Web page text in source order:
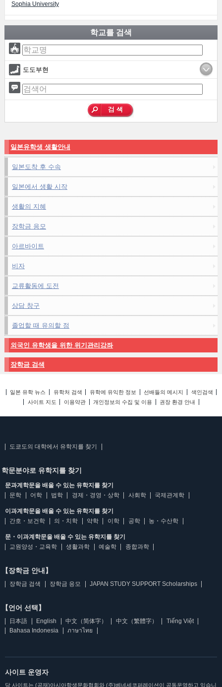
Sophia University
학교를 검색
도도부현
일본유학생 생활안내
일본도착 후 수속
일본에서 생활 시작
생활의 지혜
장학금 응모
아르바이트
비자
교류활동에 도전
상담 창구
졸업할 때 유의할 점
외국인 유학생을 위한 위기관리강좌
장학금 검색
일본 유학 뉴스 유학처 검색 유학에 유익한 정보 선배들의 메시지
색인검색
사이트 지도
이용약관 개인정보의 수집 및 이용 권장 환경 안내
도쿄도의 대학에서 유학지를 찾기
학문분야로 유학지를 찾기
문과계학문을 배울 수 있는 유학지를 찾기
문학
어학 법학 경제・경영・상학 사회학 국제관계학
이과계학문을 배울 수 있는 유학지를 찾기
간호・보건학
의・치학 약학 이학 공학 농・수산학
문・이과계학문을 배울 수 있는 유학지를 찾기
교원양성・교육학
생활과학 예술학 종합과학
【장학금 안내】
장학금 검색 장학금 응모 JAPAN STUDY SUPPORT Scholarships
【언어 선택】
日本語 English 中文（简体字） 中文（繁體字）
Tiếng Việt
Bahasa Indonesia
ภาษาไทย
사이트 운영자
당 사이트는 (공재)아시아학생문화협회와 (주)베네세코퍼레이션이 공동운영하고 있습니